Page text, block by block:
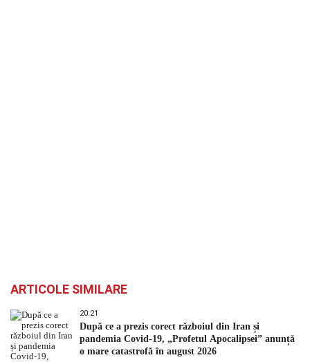
ARTICOLE SIMILARE
20:21
După ce a prezis corect războiul din Iran și
pandemia Covid-19, „Profetul Apocalipsei” anunță
o mare catastrofă în august 2026